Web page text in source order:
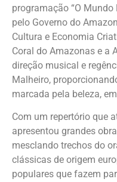
programação “O
pelo Governo do
Cultura e Economia
Coral do Amazonas e a
direção musical e
Malheiro,
marcada pela beleza,
Com um repertório que
apresentou grandes
mesclando trechos do
clássicas de origem
populares que fazem